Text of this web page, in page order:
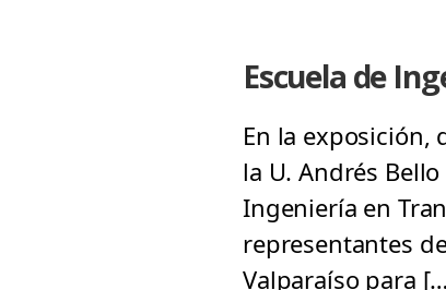
Escuela de
En la
la U. Andrés
Ingeniería en
representantes
Valparaíso para